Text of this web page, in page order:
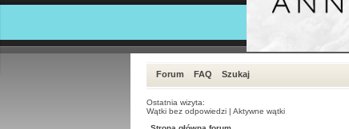
Forum FAQ Szukaj
Ostatnia wizyta:
Wątki bez odpowiedzi | Aktywne wątki